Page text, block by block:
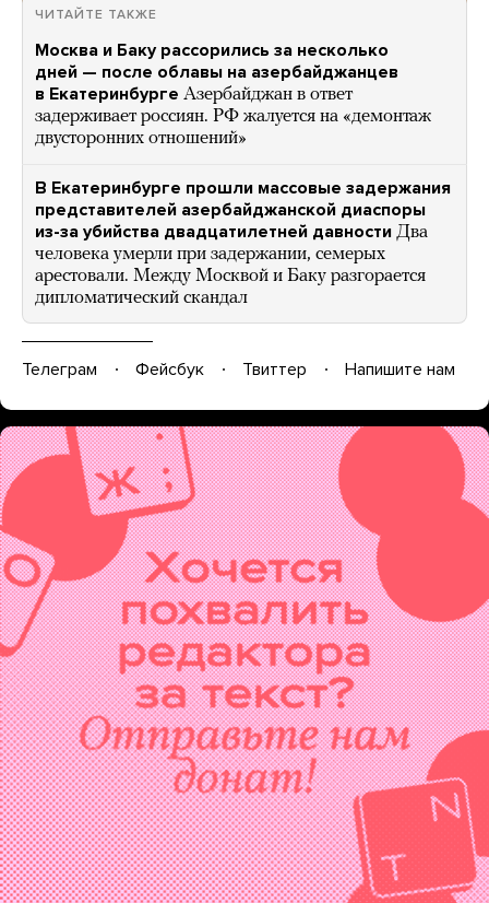
ЧИТАЙТЕ ТАКЖЕ
Москва и Баку рассорились за несколько
дней — после облавы на азербайджанцев
в Екатеринбурге Азербайджан в ответ
задерживает россиян. РФ жалуется на «демонтаж
двусторонних отношений»
В Екатеринбурге прошли массовые задержания
представителей азербайджанской диаспоры
из-за убийства двадцатилетней давности Два
человека умерли при задержании, семерых
арестовали. Между Москвой и Баку разгорается
дипломатический скандал
Телеграм Фейсбук Твиттер Напишите нам